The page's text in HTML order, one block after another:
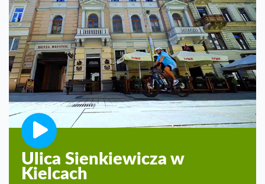
Ulica Sienkiewicza w
Kielcach